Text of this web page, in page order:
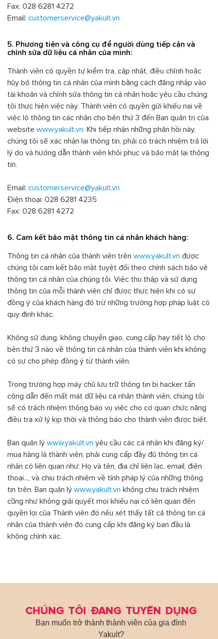
Fax: 028 6281 4272
Email: customerservice@yakult.vn
5. Phương tiện và công cụ để người dùng tiếp cận và
chỉnh sửa dữ liệu cá nhân của mình:
Thành viên có quyền tự kiểm tra, cập nhật, điều chỉnh hoặc
hủy bỏ thông tin cá nhân của mình bằng cách đăng nhập vào
tài khoản và chỉnh sửa thông tin cá nhân hoặc yêu cầu chúng
tôi thực hiện việc này. Thành viên có quyền gửi khiếu nại về
việc lộ thông tin các nhân cho bên thứ 3 đến Ban quản trị của
website www.yakult.vn. Khi tiếp nhận những phản hồi này,
chúng tôi sẽ xác nhận lại thông tin, phải có trách nhiệm trả lời
lý do và hướng dẫn thành viên khôi phục và bảo mật lại thông
tin.
Email: customerservice@yakult.vn
Điện thoại: 028 6281 4235
Fax: 028 6281 4272
6. Cam kết bảo mật thông tin cá nhân khách hàng:
Thông tin cá nhân của thành viên trên www.yakult.vn được
chúng tôi cam kết bảo mật tuyệt đối theo chính sách bảo vệ
thông tin cá nhân của chúng tôi. Việc thu thập và sử dụng
thông tin của mỗi thành viên chỉ được thực hiện khi có sự
đồng ý của khách hàng đó trừ những trường hợp pháp luật có
quy định khác.
Không sử dụng, không chuyển giao, cung cấp hay tiết lộ cho
bên thứ 3 nào về thông tin cá nhân của thành viên khi không
có sự cho phép đồng ý từ thành viên.
Trong trường hợp máy chủ lưu trữ thông tin bị hacker tấn
công dẫn đến mất mát dữ liệu cá nhân thành viên, chúng tôi
sẽ có trách nhiệm thông báo vụ việc cho cơ quan chức năng
điều tra xử lý kịp thời và thông báo cho thành viên được biết.
Ban quản lý www.yakult.vn yêu cầu các cá nhân khi đăng ký/
mua hàng là thành viên, phải cung cấp đầy đủ thông tin cá
nhân có liên quan như: Họ và tên, địa chỉ liên lạc, email, điện
thoại..., và chịu trách nhiệm về tính pháp lý của những thông
tin trên. Ban quản lý www.yakult.vn không chịu trách nhiệm
cũng như không giải quyết mọi khiếu nại có liên quan đến
quyền lợi của Thành viên đó nếu xét thấy tất cả thông tin cá
nhân của thành viên đó cung cấp khi đăng ký ban đầu là
không chính xác.
CHÚNG TÔI ĐANG TUYỂN DỤNG
Bạn muốn trở thành thành viên của gia đình
Yakult?